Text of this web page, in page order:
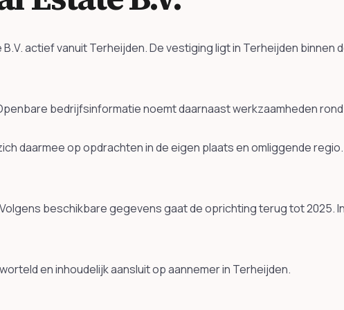
actief vanuit Terheijden. De vestiging ligt in Terheijden
bedrijfsinformatie noemt daarnaast werkzaamheden
daarmee op opdrachten in de eigen plaats en omliggende
beschikbare gegevens gaat de oprichting terug tot
en inhoudelijk aansluit op aannemer in Terheijden.